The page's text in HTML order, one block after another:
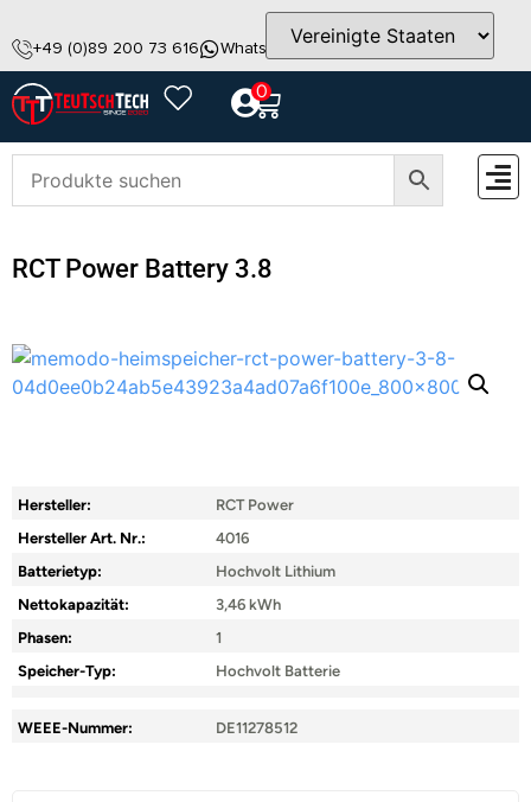
+49 (0)89 200 73 616 WhatsApp info@teutschtech.com
0
RCT Power Battery 3.8
Hersteller:
RCT Power
Hersteller Art. Nr.:
4016
Batterietyp:
Hochvolt Lithium
Nettokapazität:
3,46 kWh
Phasen:
1
Speicher-Typ:
Hochvolt Batterie
WEEE-Nummer: DE11278512